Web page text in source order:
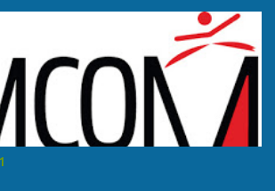
Studiare quanto succede a Marsiglia è
la geopolitica narcomafiosa perché
asse con la Corsica, Genova, Livorno e
con le periferie milanesi. Secondo il
è uno dei principali scali del narcotraffico dal
Ecuador e Cile. Marsiglia è una città
per cento di islamici e nonostante questo e
di criminalità che attira molti giovani,